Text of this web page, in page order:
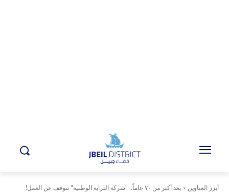
أبرز العناوين بعد أكثر من ٧٠ عاماً.. "شركة الترابة الوطنية" تتوقف عن العمل!